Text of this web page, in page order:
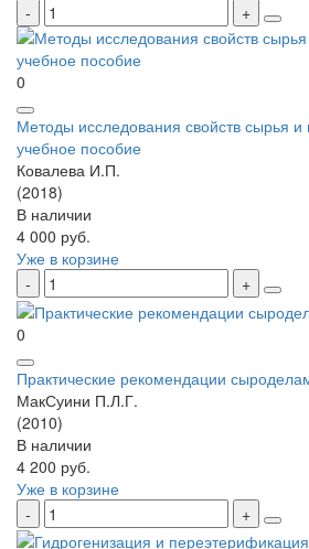
0
Методы исследования свойств сырья и
учебное пособие
Ковалева И.П.
(2018)
В наличии
4 000 руб.
Уже в корзине
0
Практические рекомендации
МакСуини П.Л.Г.
(2010)
В наличии
4 200 руб.
Уже в корзине